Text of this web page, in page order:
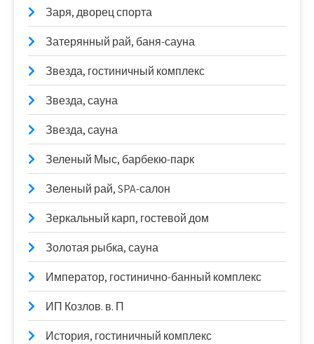
Заря, дворец спорта
Затерянный рай, баня-сауна
Звезда, гостиничный комплекс
Звезда, сауна
Звезда, сауна
Зеленый Мыс, барбекю-парк
Зеленый рай, SPA-салон
Зеркальный карп, гостевой дом
Золотая рыбка, сауна
Император, гостинично-банный комплекс
ИП Козлов. в. П
История, гостиничный комплекс